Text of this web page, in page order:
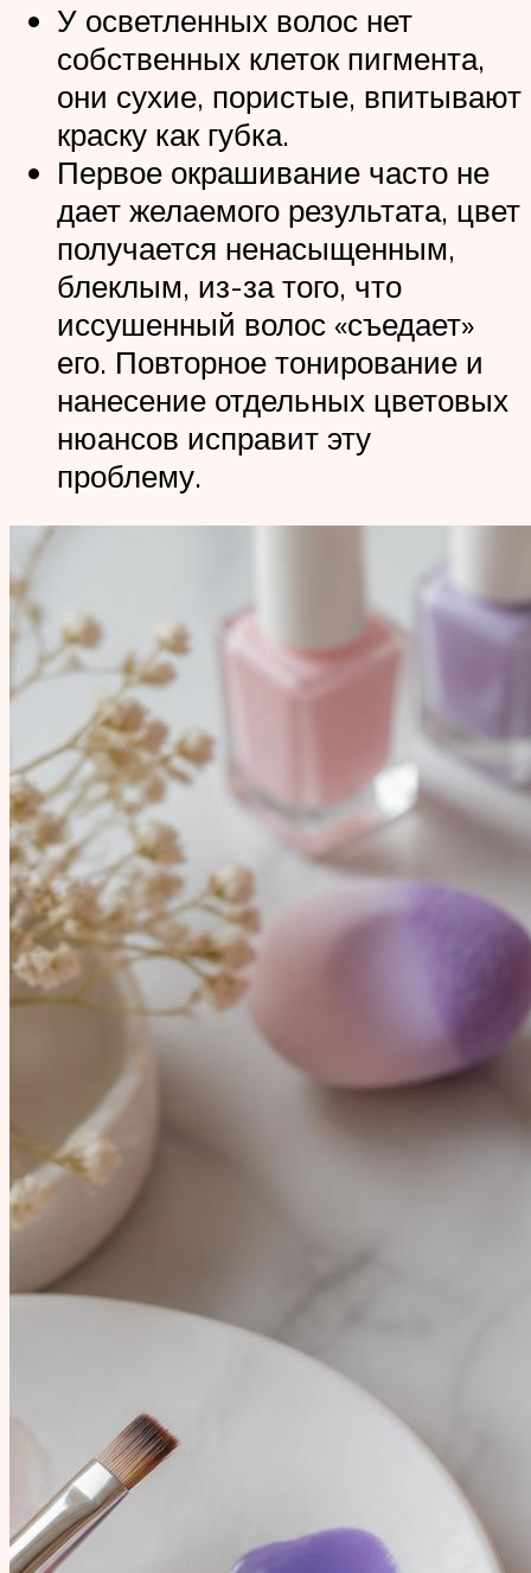
У осветленных волос нет
собственных клеток пигмента,
они сухие, пористые, впитывают
краску как губка.
Первое окрашивание часто не
дает желаемого результата, цвет
получается ненасыщенным,
блеклым, из-за того, что
иссушенный волос «съедает»
его. Повторное тонирование и
нанесение отдельных цветовых
нюансов исправит эту
проблему.